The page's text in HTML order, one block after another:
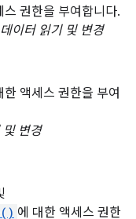
권한을 부여합니다.
이터 읽기 및 변경
한 액세스 권한을 부여
및 변경
에 대한 액세스 권한